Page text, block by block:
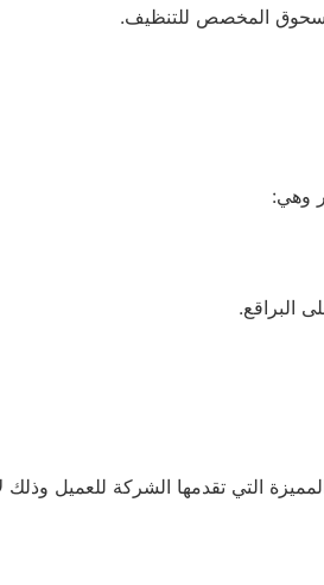
المخصص للتنظيف.
وهي:
البراقع.
التي تقدمها الشركة للعميل وذلك